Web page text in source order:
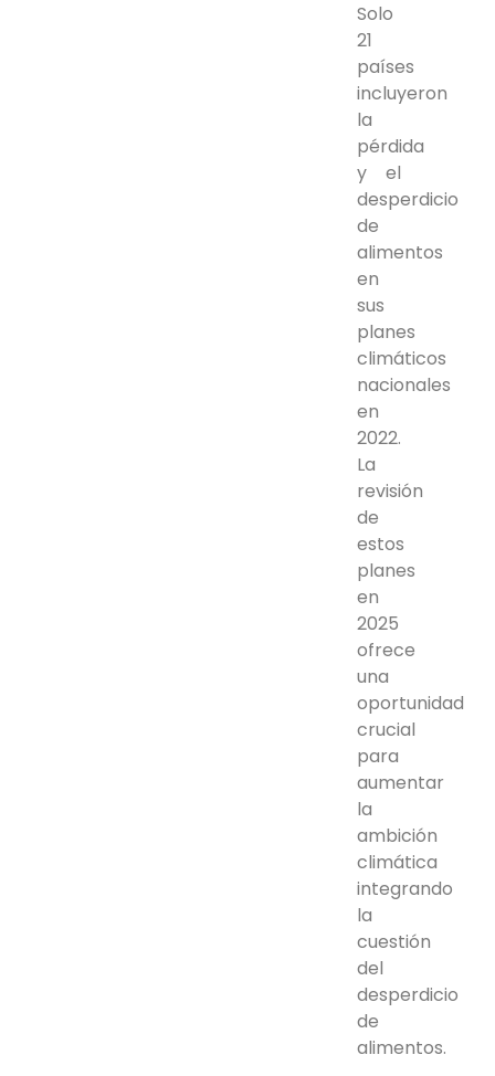
Solo
21
países
incluyeron
la
pérdida
y el
desperdicio
de
alimentos
en
sus
planes
climáticos
nacionales
en
2022.
La
revisión
de
estos
planes
en
2025
ofrece
una
oportunidad
crucial
para
aumentar
la
ambición
climática
integrando
la
cuestión
del
desperdicio
de
alimentos.